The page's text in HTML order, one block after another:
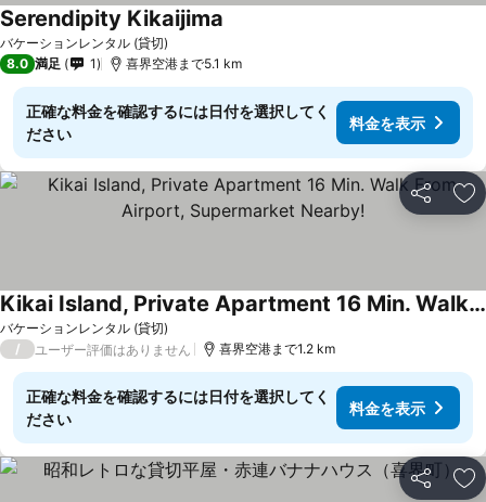
バケーションレンタル (貸切)
Serendipity Kikaijima
8.0 満足 1 喜界空港まで5.1 km
正確な料金を確認するには日付を選択してく
ださい
料金を表示
シェア お
バケーションレンタル (貸切)
Kikai Island, Private Apartment 16 Min. Walk From Airport, Supermarket Nearby!
料金を表示
/ ユーザー評価はありません 喜界空港まで1.2 km
正確な料金を確認するには日付を選択してく
ださい
料金を表示
シェア お